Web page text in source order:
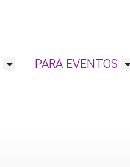
PARA EVENTOS